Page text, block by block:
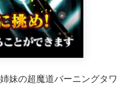
妹の超魔道バーニングタワ